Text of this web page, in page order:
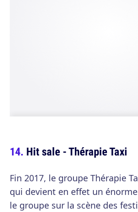
Hit sale - Thérapie Taxi
Fin 2017, le groupe Thérapie
qui devient en effet un
le groupe sur la scène des